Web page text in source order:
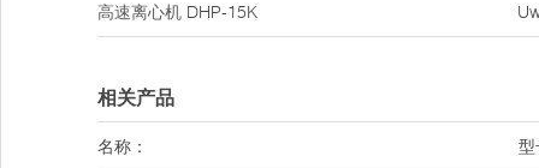
高速离心机 DHP-15K
相关产品
名称： 型